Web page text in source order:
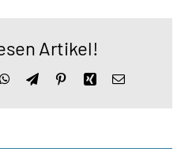
Artikel!
WhatsApp
TelegramPinterestXingE-